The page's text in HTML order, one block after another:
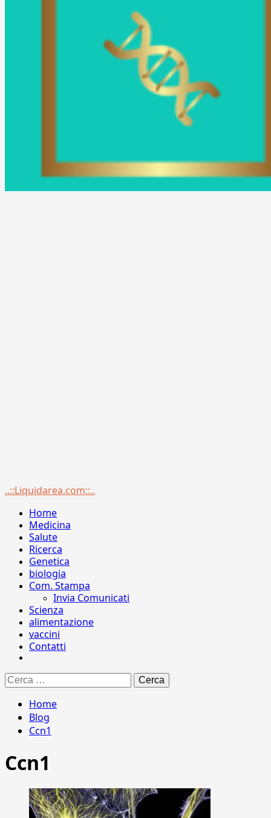
Menu
..::Liquidarea.com::..
Home
Medicina
Salute
Ricerca
Genetica
biologia
Com. Stampa
Invia Comunicati
Scienza
alimentazione
vaccini
Contatti
Ricerca
per:
Home
Blog
Ccn1
Ccn1